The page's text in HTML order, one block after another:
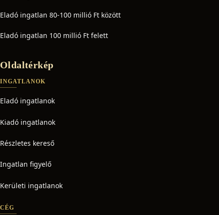
Eladó ingatlan 80-100 millió Ft között
Eladó ingatlan 100 millió Ft felett
Oldaltérkép
INGATLANOK
Eladó ingatlanok
Kiadó ingatlanok
Részletes kereső
Ingatlan figyelő
Kerületi ingatlanok
CÉG